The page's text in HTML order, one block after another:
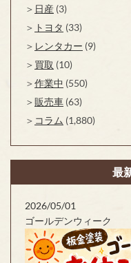
日産 (3)
トヨタ (33)
レンタカー (9)
買取 (10)
作業中 (550)
販売車 (63)
コラム (1,880)
最
2026/05/01
ゴールデンウィーク